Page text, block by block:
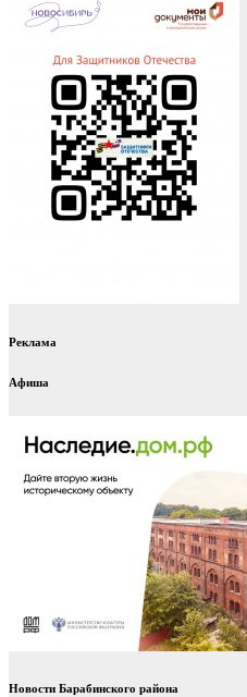
Реклама
Афиша
Новости Барабинского района